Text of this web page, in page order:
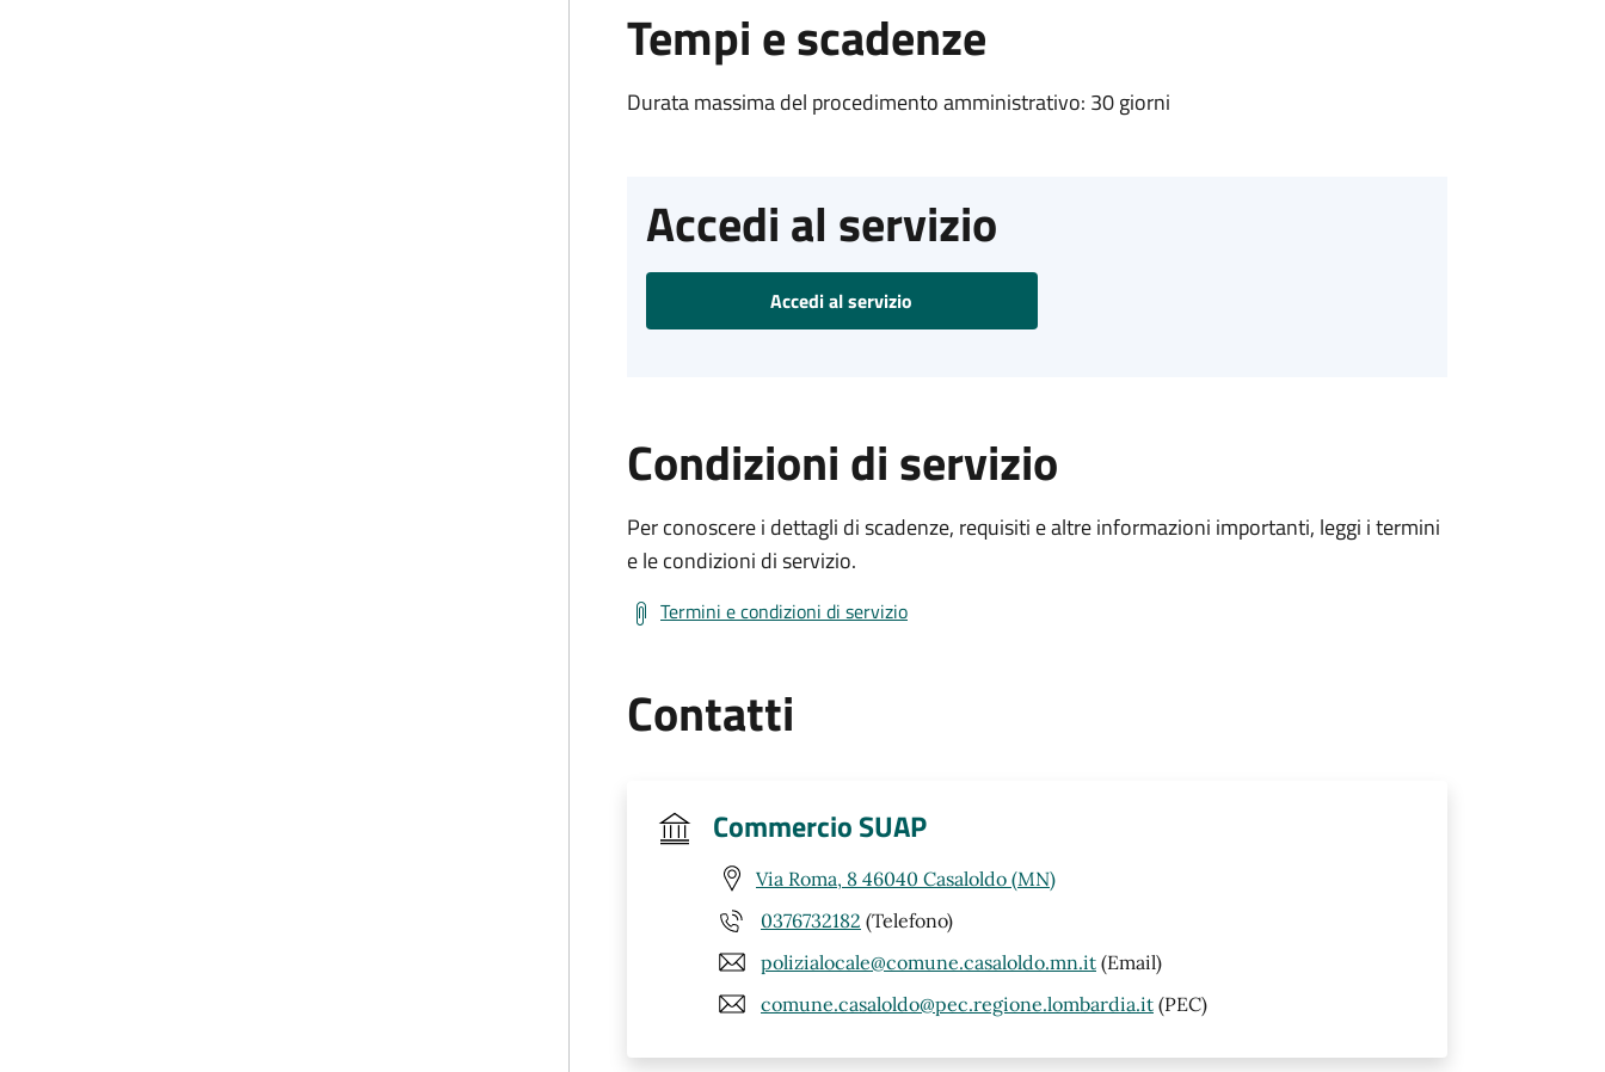
Tempi e scadenze
Durata massima del procedimento amministrativo: 30 giorni
Accedi al servizio
Accedi al servizio
Condizioni di servizio
Per conoscere i dettagli di scadenze, requisiti e altre informazioni importanti, leggi i termini
e le condizioni di servizio.
Termini e condizioni di servizio
Contatti
Commercio SUAP
Via Roma, 8 46040 Casaloldo (MN)
0376732182 (Telefono)
polizialocale@comune.casaloldo.mn.it (Email)
comune.casaloldo@pec.regione.lombardia.it (PEC)